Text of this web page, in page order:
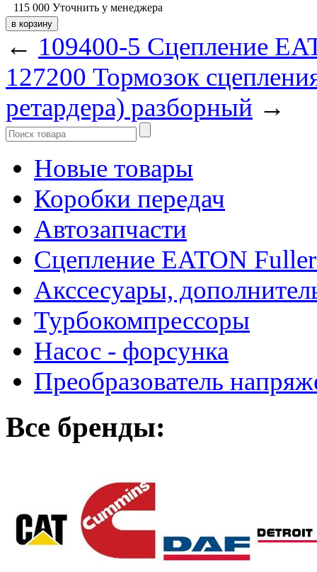
115 000 Уточнить у менеджера
← 109400-5 Сцепление
127200 Тормозок
ретардера) разборный →
Новые товары
Коробки передач
Автозапчасти
Сцепление EATON
Акссесуары,
Турбокомпрессоры
Насос - форсунка
Преобразователь
Все бренды: